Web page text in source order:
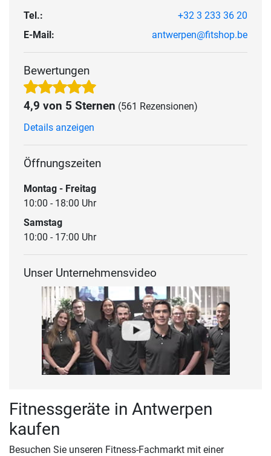
Tel.:
+32 3 233 36 20
E-Mail:
antwerpen@fitshop.be
Bewertungen
4,9 von 5 Sternen (561 Rezensionen)
Details anzeigen
Öffnungszeiten
Montag - Freitag
10:00 - 18:00 Uhr
Samstag
10:00 - 17:00 Uhr
Unser Unternehmensvideo
Fitnessgeräte in Antwerpen
kaufen
Besuchen Sie unseren Fitness-Fachmarkt mit einer